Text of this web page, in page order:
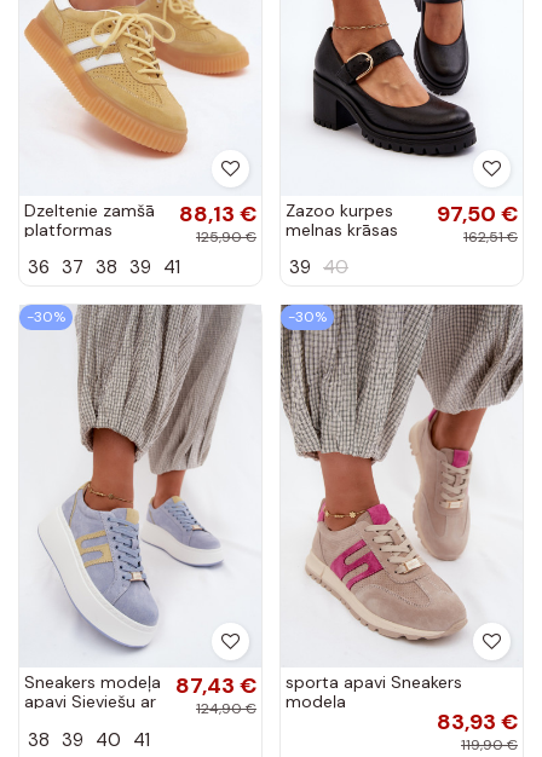
Dzeltenie zamšā
platformas
Artelle
88,13 €
125,90 €
36 37 38 39 41
Zazoo kurpes
melnas krāsas
97,50 €
162,51 €
39 40
-30%
Sneakers modeļa
apavi Sieviešu ar
dabīgas ādasoIna
87,43 €
124,90 €
38 39 40 41
-30%
sporta apavi Sneakers
modeļa
apaviIeslēgtsturalnego
zamšādasu Sieviešu smilšu
83,93 €
119,90 €